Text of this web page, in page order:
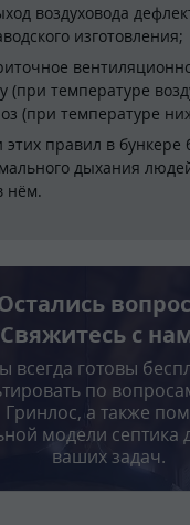
воздуховода
изготовления;
(при температуре
(при температуре
правил в бункере
дыхания
нём.
Свяжитесь с
всегда готовы
по
Гринлос, а также
модели септика
ваших задач.